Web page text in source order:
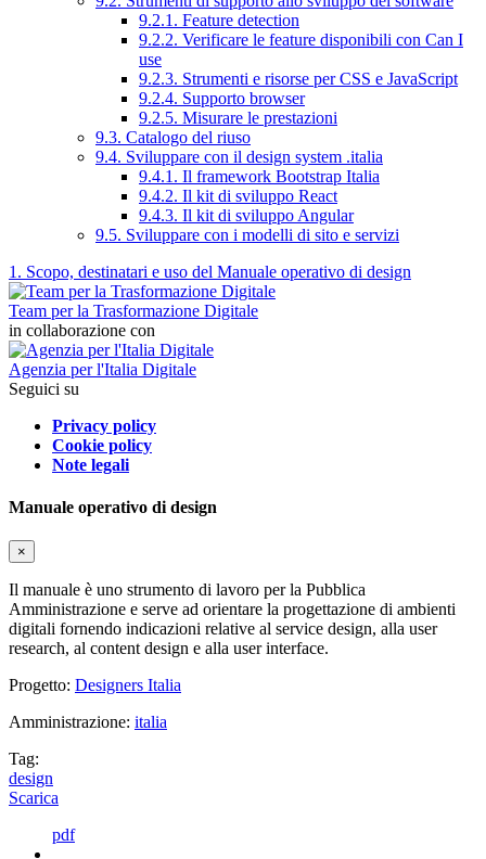
9.2.1. Feature detection
9.2.2. Verificare le feature disponibili con Can I
use
9.2.3. Strumenti e risorse per CSS e JavaScript
9.2.4. Supporto browser
9.2.5. Misurare le prestazioni
9.3. Catalogo del riuso
9.4. Sviluppare con il design system .italia
9.4.1. Il framework Bootstrap Italia
9.4.2. Il kit di sviluppo React
9.4.3. Il kit di sviluppo Angular
9.5. Sviluppare con i modelli di sito e servizi
1. Scopo, destinatari e uso del Manuale operativo di design
Team per la Trasformazione Digitale
in collaborazione con
Agenzia per l'Italia Digitale
Seguici su
Privacy policy
Cookie policy
Note legali
Manuale operativo di design
×
Il manuale è uno strumento di lavoro per la Pubblica
Amministrazione e serve ad orientare la progettazione di ambienti
digitali fornendo indicazioni relative al service design, alla user
research, al content design e alla user interface.
Progetto: Designers Italia
Amministrazione: italia
Tag:
design
Scarica
pdf